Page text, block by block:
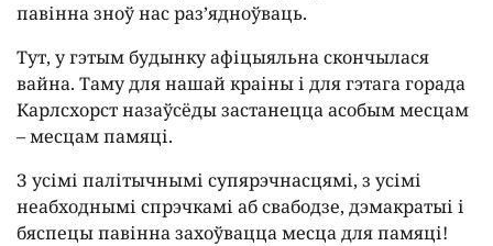
павінна зноў нас раз’ядноўваць.
Тут, у гэтым будынку афіцыяльна скончылася
вайна. Таму для нашай краіны і для гэтага горада
Карлсхорст назаўсёды застанецца асобым месцам
– месцам памяці.
З усімі палітычнымі супярэчнасцямі, з усімі
неабходнымі спрэчкамі аб свабодзе, дэмакратыі і
бяспецы павінна захоўвацца месца для памяці!